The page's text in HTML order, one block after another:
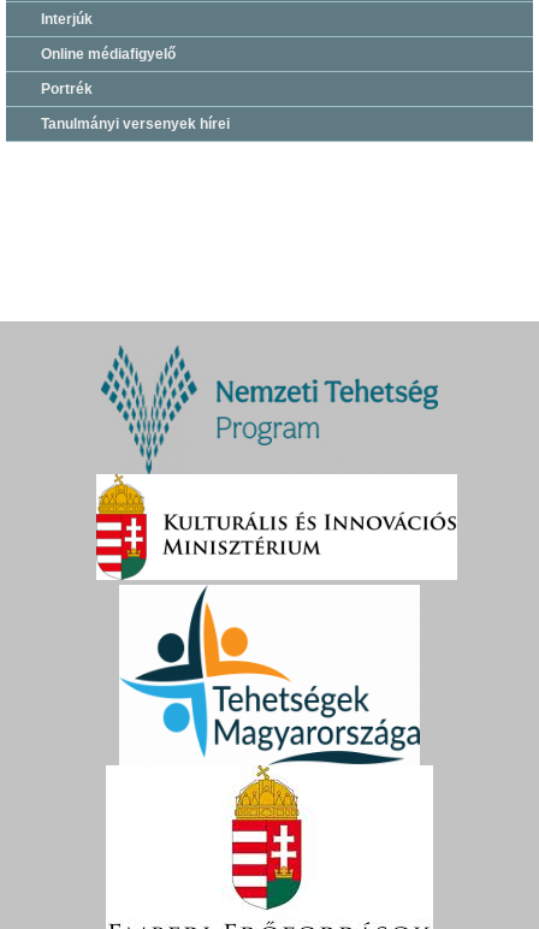
Interjúk
Online médiafigyelő
Portrék
Tanulmányi versenyek hírei